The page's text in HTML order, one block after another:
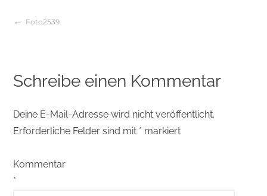
Beitragsnavigation
Foto2539
Schreibe einen Kommentar
Deine E-Mail-Adresse wird nicht veröffentlicht.
Erforderliche Felder sind mit * markiert
Kommentar
*